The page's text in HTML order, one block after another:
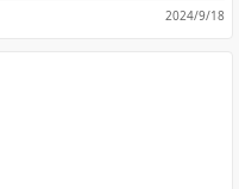
2024/9/18